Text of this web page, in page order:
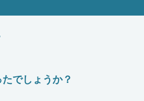
でしょうか？